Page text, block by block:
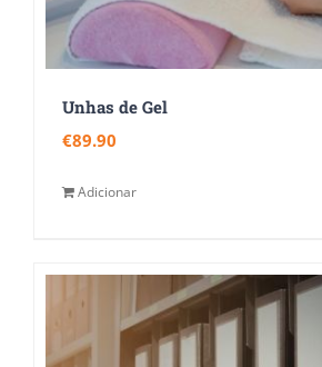
Unhas de Gel
€89.90
Adicionar